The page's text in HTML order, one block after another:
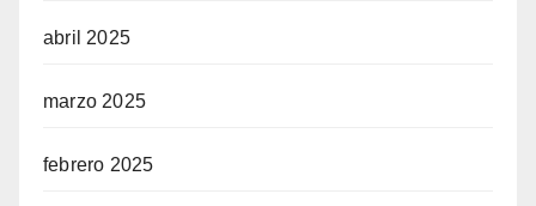
abril 2025
marzo 2025
febrero 2025